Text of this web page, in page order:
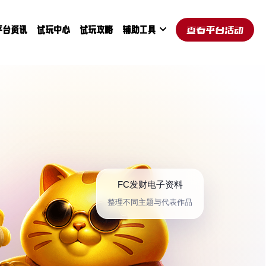
台资讯 试玩中心 试玩攻略 辅助工具 查看平台活动
FC发财电子资料
整理不同主题与代表作品